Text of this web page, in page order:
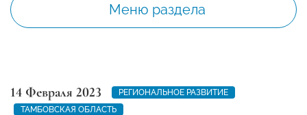
Меню раздела
14 Февраля 2023
РЕГИОНАЛЬНОЕ РАЗВИТИЕ
ТАМБОВСКАЯ ОБЛАСТЬ